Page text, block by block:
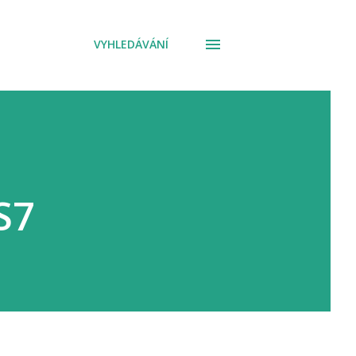
VYHLEDÁVÁNÍ